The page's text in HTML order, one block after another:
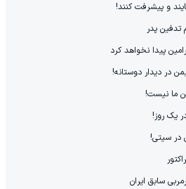
و پیشرفت کنند!
پدر
پیدا نخواهد کرد
در دیدار دوستانه!
ما نیست!
یک روز!
در سیتی!
سابق ایران